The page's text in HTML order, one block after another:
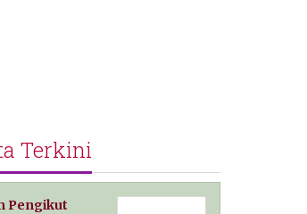
Terkini
Pengikut